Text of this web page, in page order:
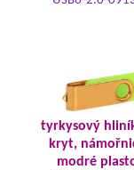
tyrkysový
kryt,
modré